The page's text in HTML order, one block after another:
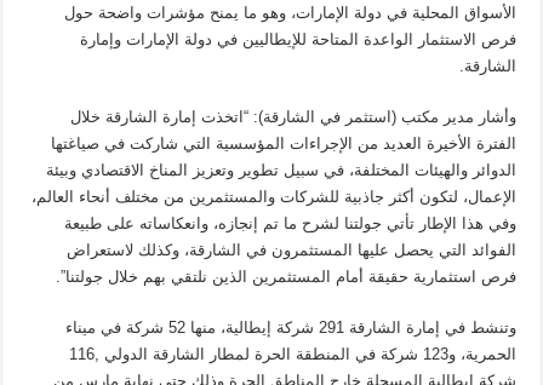
الأسواق المحلية في دولة الإمارات، وهو ما يمنح مؤشرات واضحة حول
فرص الاستثمار الواعدة المتاحة للإيطاليين في دولة الإمارات وإمارة
الشارقة.
وأشار مدير مكتب (استثمر في الشارقة): “اتخذت إمارة الشارقة خلال
الفترة الأخيرة العديد من الإجراءات المؤسسية التي شاركت في صياغتها
الدوائر والهيئات المختلفة، في سبيل تطوير وتعزيز المناخ الاقتصادي وبيئة
الإعمال، لتكون أكثر جاذبية للشركات والمستثمرين من مختلف أنحاء العالم،
وفي هذا الإطار تأتي جولتنا لشرح ما تم إنجازه، وانعكاساته على طبيعة
الفوائد التي يحصل عليها المستثمرون في الشارقة، وكذلك لاستعراض
فرص استثمارية حقيقة أمام المستثمرين الذين نلتقي بهم خلال جولتنا”.
وتنشط في إمارة الشارقة 291 شركة إيطالية، منها 52 شركة في ميناء
الحمرية، و123 شركة في المنطقة الحرة لمطار الشارقة الدولي ,116
شركة ايطالية المسجلة خارج المناطق الحرة وذلك حتى نهاية مارس من